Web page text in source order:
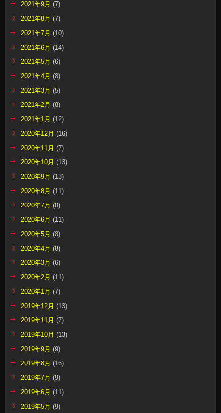
2021年9月 (7)
2021年8月 (7)
2021年7月 (10)
2021年6月 (14)
2021年5月 (6)
2021年4月 (8)
2021年3月 (5)
2021年2月 (8)
2021年1月 (12)
2020年12月 (16)
2020年11月 (7)
2020年10月 (13)
2020年9月 (13)
2020年8月 (11)
2020年7月 (9)
2020年6月 (11)
2020年5月 (8)
2020年4月 (8)
2020年3月 (6)
2020年2月 (11)
2020年1月 (7)
2019年12月 (13)
2019年11月 (7)
2019年10月 (13)
2019年9月 (9)
2019年8月 (16)
2019年7月 (9)
2019年6月 (11)
2019年5月 (9)